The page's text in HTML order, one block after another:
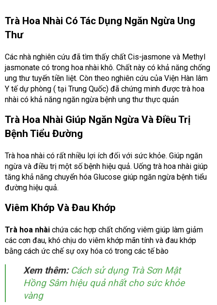
Trà Hoa Nhài Có Tác Dụng Ngăn Ngừa Ung
Thư
Các nhà nghiên cứu đã tìm thấy chất Cis-jasmone và Methyl
jasmonate có trong hoa nhài khô. Chất này có khả năng chống
ung thư tuyến tiền liệt. Còn theo nghiên cứu của Viện Hàn lâm
Y tế dự phòng ( tại Trung Quốc) đã chứng minh được trà hoa
nhài có khả năng ngăn ngừa bệnh ung thư thực quản
Trà Hoa Nhài Giúp Ngăn Ngừa Và Điều Trị
Bệnh Tiểu Đường
Trà hoa nhài có rất nhiều lợi ích đối với sức khỏe. Giúp ngăn
ngừa và điều trị một số bệnh hiệu quả. Uống trà hoa nhài giúp
tăng khả năng chuyển hóa Glucose giúp ngăn ngừa bệnh tiểu
đường hiệu quả.
Viêm Khớp Và Đau Khớp
Trà hoa nhài chứa các hợp chất chống viêm giúp làm giảm
các cơn đau, khó chịu do viêm khớp mãn tính và đau khớp
bằng cách ức chế sự oxy hóa có trong các tế bào
Xem thêm: Cách sử dụng Trà Sơn Mật
Hồng Sâm hiệu quả nhất cho sức khỏe
vàng